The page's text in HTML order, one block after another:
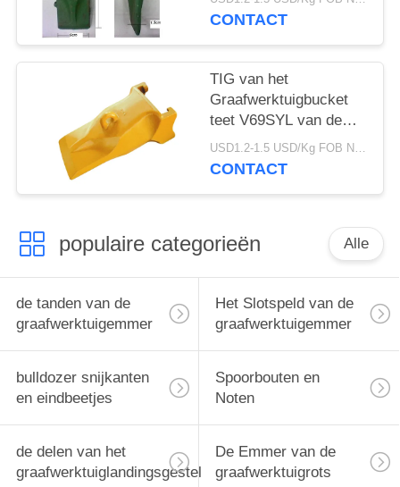
Voor graafmachine
CONTACT
TIG van het
Graafwerktuigbucket
teet V69SYL van de
merkfabriek V69 het
Duurzame Materiële
USD1.2-1.5 USD/Kg FOB Ningbo MOQ:2 ton
CONTACT
populaire categorieën Alle
de tanden van de
graafwerktuigemmer
Het Slotspeld van de
graafwerktuigemmer
bulldozer snijkanten
en eindbeetjes
Spoorbouten en
Noten
de delen van het
graafwerktuiglandingsgestel
De Emmer van de
graafwerktuigrots